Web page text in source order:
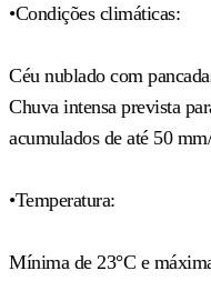
•Condições climáticas:
Céu nublado com
Chuva intensa prevista
acumulados de até 50
•Temperatura:
Mínima de 23°C e